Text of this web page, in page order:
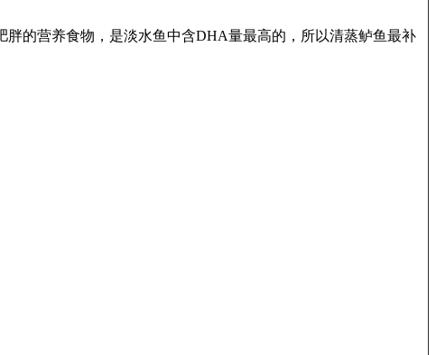
的营养食物，是淡水鱼中含DHA量最高的，所以清蒸鲈鱼最补